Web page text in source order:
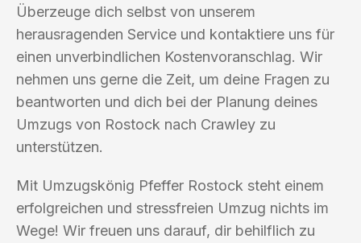
Überzeuge dich selbst von unserem
herausragenden Service und kontaktiere uns für
einen unverbindlichen Kostenvoranschlag. Wir
nehmen uns gerne die Zeit, um deine Fragen zu
beantworten und dich bei der Planung deines
Umzugs von Rostock nach Crawley zu
unterstützen.
Mit Umzugskönig Pfeffer Rostock steht einem
erfolgreichen und stressfreien Umzug nichts im
Wege! Wir freuen uns darauf, dir behilflich zu